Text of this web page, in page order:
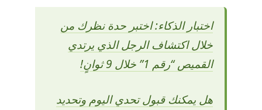
اختبار الذكاء: اختبر حدة نظرك من
خلال اكتشاف الرجل الذي يرتدي
القميص “رقم 1” خلال 9 ثوانٍ!
هل يمكنك قبول تحدي اليوم وتحديد